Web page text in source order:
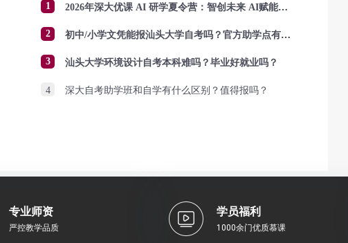
1 2026年深大优课 AI 研学夏令营：智创未来 AI赋能成长
2 初中/小学文凭能报汕头大学自考吗？官方助学点有哪些？怎么报名？
3 汕头大学环境设计自考本科难吗？毕业好就业吗？
4 深大自考助学班和自学有什么区别？值得报吗？
专业师资
严控教学品质
学员福利
1000余门优质慕课